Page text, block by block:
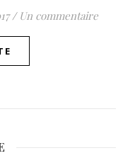
/ Un commentaire